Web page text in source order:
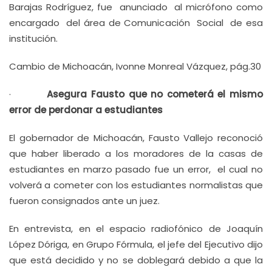
Barajas Rodríguez, fue anunciado al micrófono como
encargado del área de Comunicación Social de esa
institución.
Cambio de Michoacán, Ivonne Monreal Vázquez, pág.30
·Asegura Fausto que no cometerá el mismo
error de perdonar a estudiantes
El gobernador de Michoacán, Fausto Vallejo reconoció
que haber liberado a los moradores de la casas de
estudiantes en marzo pasado fue un error, el cual no
volverá a cometer con los estudiantes normalistas que
fueron consignados ante un juez.
En entrevista, en el espacio radiofónico de Joaquín
López Dóriga, en Grupo Fórmula, el jefe del Ejecutivo dijo
que está decidido y no se doblegará debido a que la